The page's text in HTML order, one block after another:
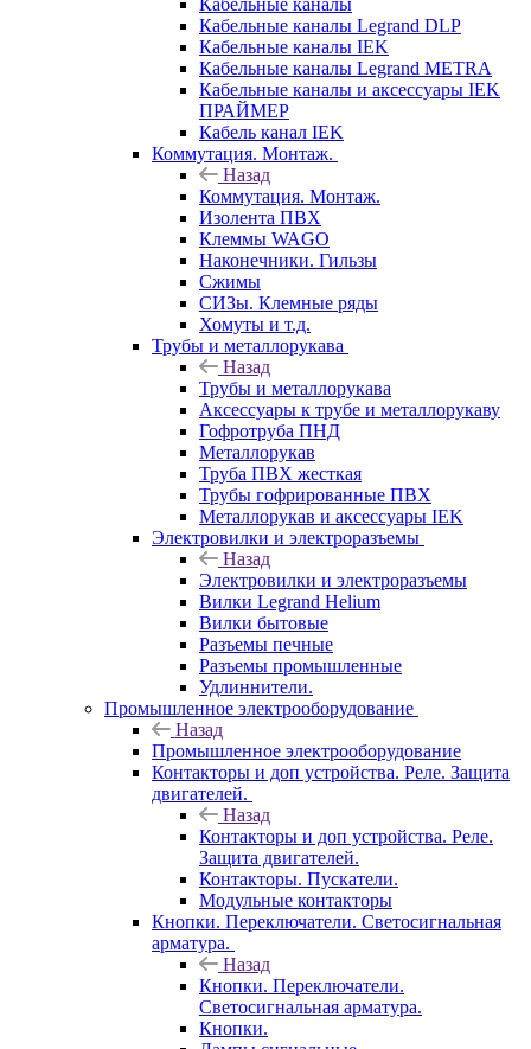
Кабельные каналы Legrand DLP
Кабельные каналы IEK
Кабельные каналы Legrand METRA
Кабельные каналы и аксессуары IEK
ПРАЙМЕР
Кабель канал IEK
Коммутация. Монтаж.
Назад
Коммутация. Монтаж.
Изолента ПВХ
Клеммы WAGO
Наконечники. Гильзы
Сжимы
СИЗы. Клемные ряды
Хомуты и т.д.
Трубы и металлорукава
Назад
Трубы и металлорукава
Аксессуары к трубе и металлорукаву
Гофротруба ПНД
Металлорукав
Труба ПВХ жесткая
Трубы гофрированные ПВХ
Металлорукав и аксессуары IEK
Электровилки и электроразъемы
Назад
Электровилки и электроразъемы
Вилки Legrand Helium
Вилки бытовые
Разъемы печные
Разъемы промышленные
Удлиннители.
Промышленное электрооборудование
Назад
Промышленное электрооборудование
Контакторы и доп устройства. Реле. Защита
двигателей.
Назад
Контакторы и доп устройства. Реле.
Защита двигателей.
Контакторы. Пускатели.
Модульные контакторы
Кнопки. Переключатели. Светосигнальная
арматура.
Назад
Кнопки. Переключатели.
Светосигнальная арматура.
Кнопки.